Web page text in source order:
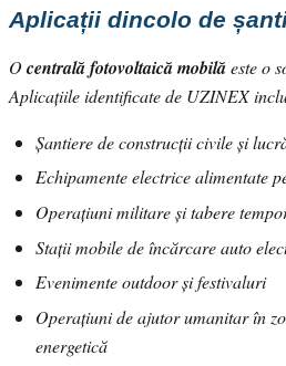
Aplicații dincolo de
Ocentrală fotovoltaică mobilăeste o
Aplicațiile identificate de UZINEX
Șantiere de construcții civile și
Echipamente electrice alimentate
Operațiuni militare și tabere
Stații mobile de încărcare auto
Evenimente outdoor și festivaluri
Operațiuni de ajutor umanitar în
energetică